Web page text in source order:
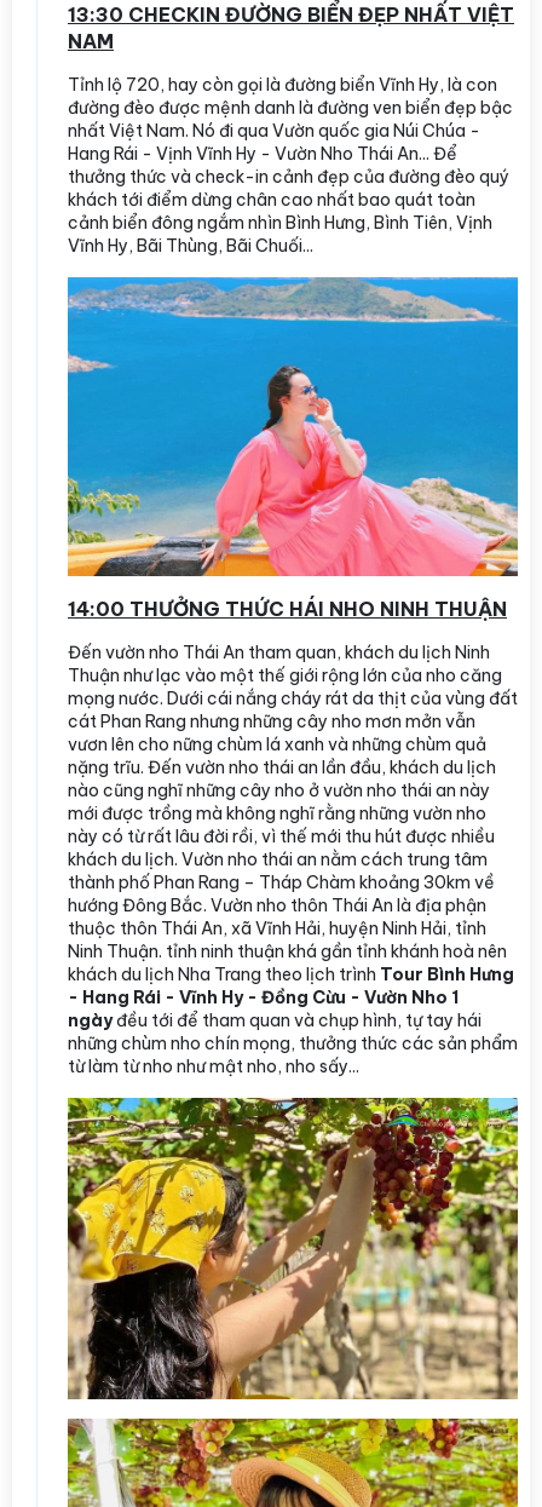
13:30 CHECKIN ĐƯỜNG BIỂN ĐẸP NHẤT VIỆT
NAM
Tỉnh lộ 720, hay còn gọi là đường biển Vĩnh Hy, là con
đường đèo được mệnh danh là đường ven biển đẹp bậc
nhất Việt Nam. Nó đi qua Vườn quốc gia Núi Chúa -
Hang Rái - Vịnh Vĩnh Hy - Vườn Nho Thái An... Để
thưởng thức và check-in cảnh đẹp của đường đèo quý
khách tới điểm dừng chân cao nhất bao quát toàn
cảnh biển đông ngắm nhìn Bình Hưng, Bình Tiên, Vịnh
Vĩnh Hy, Bãi Thùng, Bãi Chuối...
14:00 THƯỞNG THỨC HÁI NHO NINH THUẬN
Đến vườn nho Thái An tham quan, khách du lịch Ninh
Thuận như lạc vào một thế giới rộng lớn của nho căng
mọng nước. Dưới cái nắng cháy rát da thịt của vùng đất
cát Phan Rang nhưng những cây nho mơn mởn vẫn
vươn lên cho nững chùm lá xanh và những chùm quả
nặng trĩu. Đến vườn nho thái an lần đầu, khách du lịch
nào cũng nghĩ những cây nho ở vườn nho thái an này
mới được trồng mà không nghĩ rằng những vườn nho
này có từ rất lâu đời rồi, vì thế mới thu hút được nhiều
khách du lịch. Vườn nho thái an nằm cách trung tâm
thành phố Phan Rang – Tháp Chàm khoảng 30km về
hướng Đông Bắc. Vườn nho thôn Thái An là địa phận
thuộc thôn Thái An, xã Vĩnh Hải, huyện Ninh Hải, tỉnh
Ninh Thuận. tỉnh ninh thuận khá gần tỉnh khánh hoà nên
khách du lịch Nha Trang theo lịch trình Tour Bình Hưng
- Hang Rái - Vĩnh Hy - Đồng Cừu - Vườn Nho 1
ngàyđều tới để tham quan và chụp hình, tự tay hái
những chùm nho chín mọng, thưởng thức các sản phẩm
từ làm từ nho như mật nho, nho sấy...